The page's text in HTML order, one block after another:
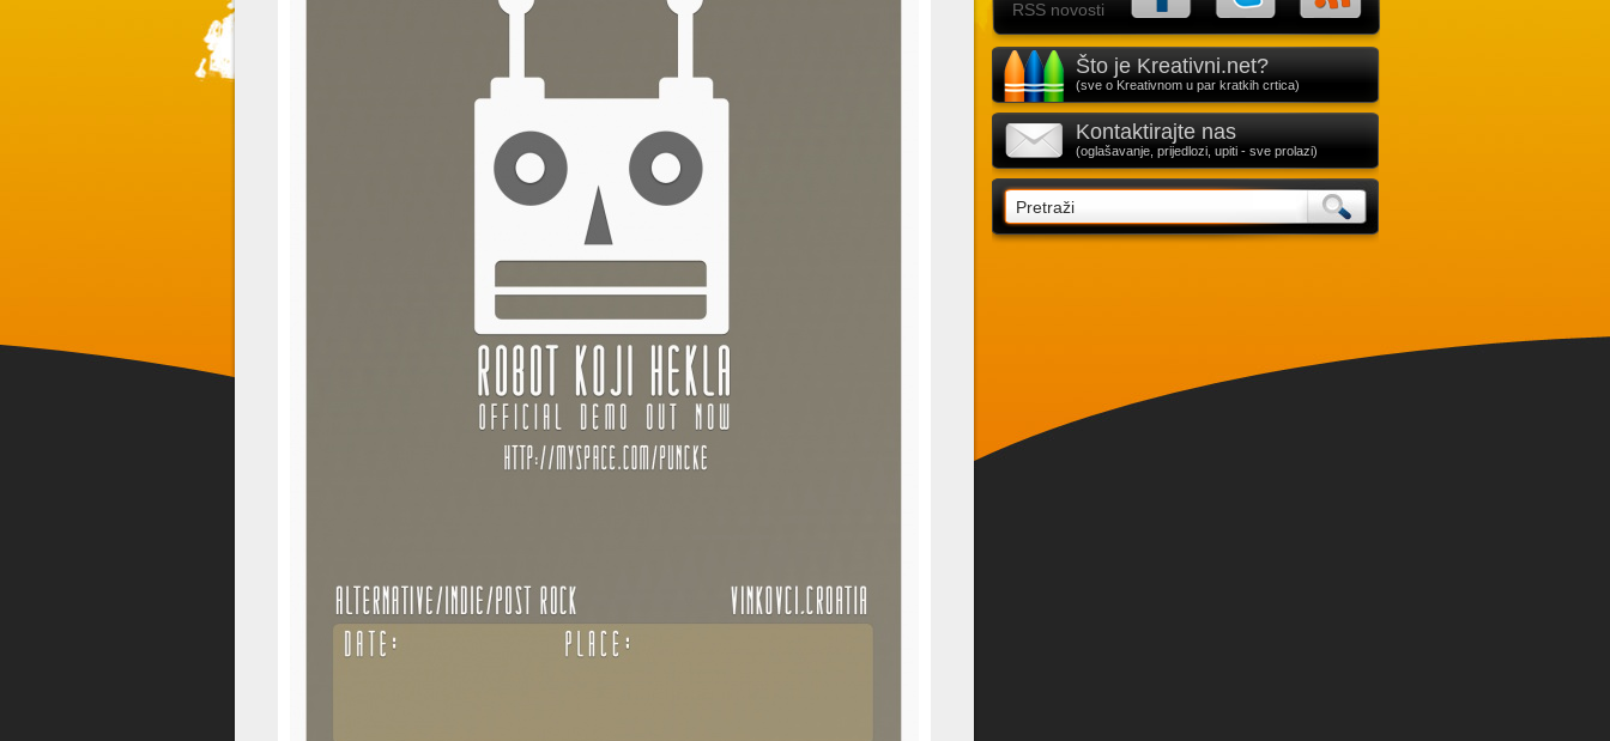
RSS novosti
Što je Kreativni.net?
(sve o Kreativnom u par kratkih crtica)
Kontaktirajte nas
(oglašavanje, prijedlozi, upiti - sve prolazi)